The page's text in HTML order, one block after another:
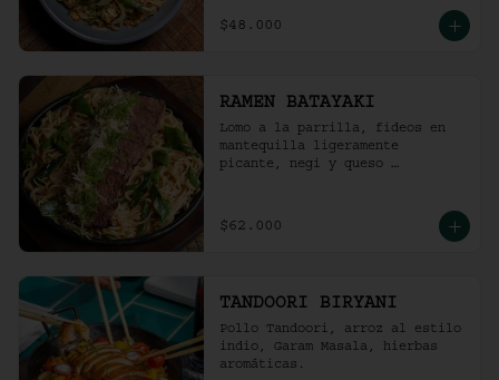
$48.000
RAMEN BATAYAKI
Lomo a la parrilla, fideos en
mantequilla ligeramente
picante, negi y queso
$62.000
TANDOORI BIRYANI
Pollo Tandoori, arroz al estilo
indio, Garam Masala, hierbas
aromáticas.